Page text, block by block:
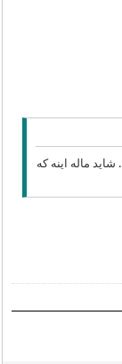
ماله اینه که